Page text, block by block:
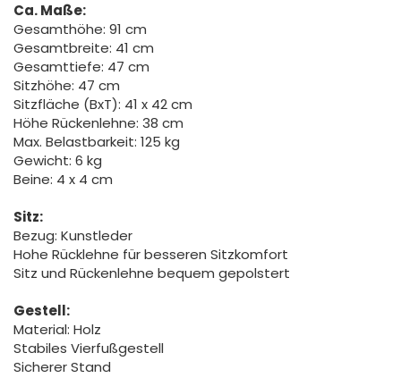
Ca. Maße:
Gesamthöhe: 91 cm
Gesamtbreite: 41 cm
Gesamttiefe: 47 cm
Sitzhöhe: 47 cm
Sitzfläche (BxT): 41 x 42 cm
Höhe Rückenlehne: 38 cm
Max. Belastbarkeit: 125 kg
Gewicht: 6 kg
Beine: 4 x 4 cm
Sitz:
Bezug: Kunstleder
Hohe Rücklehne für besseren Sitzkomfort
Sitz und Rückenlehne bequem gepolstert
Gestell:
Material: Holz
Stabiles Vierfußgestell
Sicherer Stand